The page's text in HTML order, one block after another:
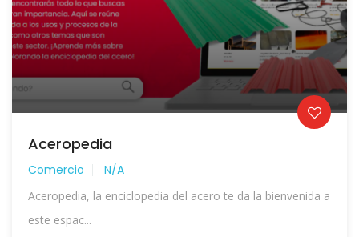
Aceropedia
Comercio N/A
Aceropedia, la enciclopedia del acero te da la bienvenida a
este espac...